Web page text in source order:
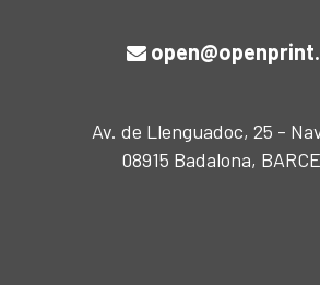
Av. de Llenguadoc, 25 -
08915 Badalona,